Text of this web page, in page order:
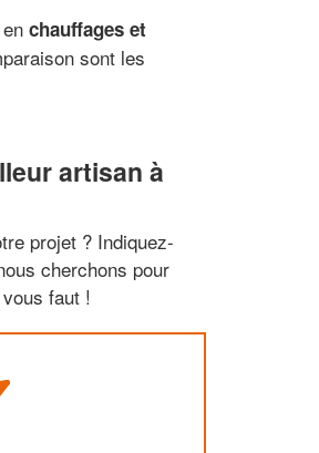
chauffages et
sont les
artisan à
projet ? Indiquez-
cherchons pour
faut !